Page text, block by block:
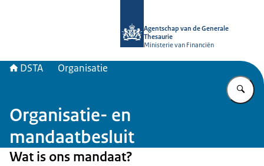
Agentschap van de Generale
Thesaurie
Ministerie van Financiën
DSTA Organisatie
Organisatie- en
mandaatbesluit
Wat is ons mandaat?